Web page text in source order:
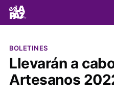
BOLETINES
Llevarán a
Artesanos